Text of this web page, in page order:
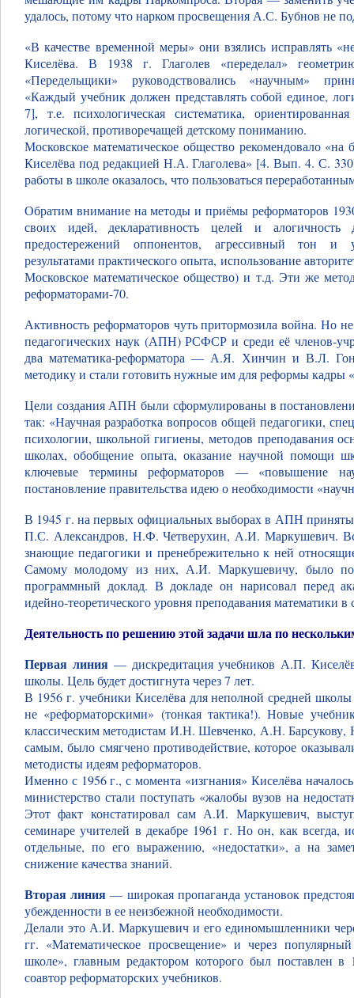
удалось, потому что нарком просвещения А.С. Бубнов не
«В качестве временной меры» они взялись исправлять
Киселёва. В 1938 г. Глаголев «переделал»
«Передельщики» руководствовались «научным»
«Каждый учебник должен представлять собой единое,
7], т.е. психологическая систематика,
логической, противоречащей детскому пониманию.
Московское математическое общество рекомендовало
Киселёва под редакцией Н.А. Глаголева» [4. Вып. 4. С.
работы в школе оказалось, что пользоваться
Обратим внимание на методы и приёмы реформаторов
своих идей, декларативность целей и алогичность
предостережений оппонентов, агрессивный тон и
результатами практического опыта, использование
Московское математическое общество) и т.д. Эти же
реформаторами-70.
Активность реформаторов чуть притормозила война. Но
педагогических наук (АПН) РСФСР и среди её членов-
два математика-реформатора — А.Я. Хинчин и В.Л.
методику и стали готовить нужные им для реформы кадры
Цели создания АПН были сформулированы в
так: «Научная разработка вопросов общей педагогики,
психологии, школьной гигиены, методов преподавания
школах, обобщение опыта, оказание научной помощи
ключевые термины реформаторов — «повышение
постановление правительства идею о необходимости
В 1945 г. на первых официальных выборах в АПН
П.С. Александров, Н.Ф. Четверухин, А.И. Маркушевич.
знающие педагогики и пренебрежительно к ней
Самому молодому из них, А.И. Маркушевичу, было
программный доклад. В докладе он нарисовал перед
идейно-теоретического уровня преподавания математики
Деятельность по решению этой задачи шла по
Первая линия— дискредитация учебников А.П.
школы. Цель будет достигнута через 7 лет.
В 1956 г. учебники Киселёва для неполной средней
не «реформаторскими» (тонкая тактика!). Новые
классическим методистам И.Н. Шевченко, А.Н.
самым, было смягчено противодействие, которое
методисты идеям реформаторов.
Именно с 1956 г., с момента «изгнания» Киселёва
министерство стали поступать «жалобы вузов на
Этот факт констатировал сам А.И. Маркушевич,
семинаре учителей в декабре 1961 г. Но он, как всегда,
отдельные, по его выражению, «недостатки», а на
снижение качества знаний.
Вторая линия — широкая пропаганда установок
убежденности в ее неизбежной необходимости.
Делали это А.И. Маркушевич и его единомышленники
гг. «Математическое просвещение» и через
школе», главным редактором которого был поставлен
соавтор реформаторских учебников.